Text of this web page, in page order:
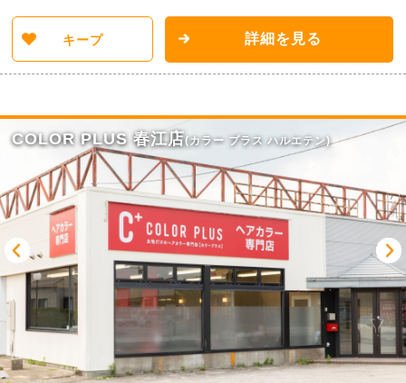
キープ 詳細を見る
COLOR PLUS 春江店(カラー プラス ハルエテン)